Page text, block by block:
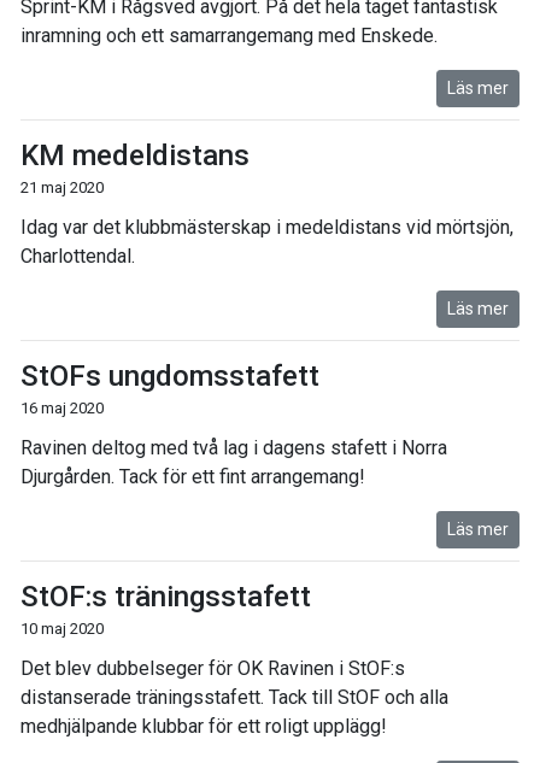
Sprint-KM i Rågsved avgjort. På det hela taget fantastisk
inramning och ett samarrangemang med Enskede.
Läs mer
KM medeldistans
21 maj 2020
Idag var det klubbmästerskap i medeldistans vid mörtsjön,
Charlottendal.
Läs mer
StOFs ungdomsstafett
16 maj 2020
Ravinen deltog med två lag i dagens stafett i Norra
Djurgården. Tack för ett fint arrangemang!
Läs mer
StOF:s träningsstafett
10 maj 2020
Det blev dubbelseger för OK Ravinen i StOF:s
distanserade träningsstafett. Tack till StOF och alla
medhjälpande klubbar för ett roligt upplägg!